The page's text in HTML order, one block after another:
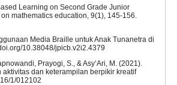
Learning on Second Grade Junior
mathematics education, 9(1), 145-156.
Media Braille untuk Anak Tunanetra di
10.38048/jpicb.v2i2.4379
Prayogi, S., & Asy’Ari, M. (2021).
dan keterampilan berpikir kreatif
1/012102